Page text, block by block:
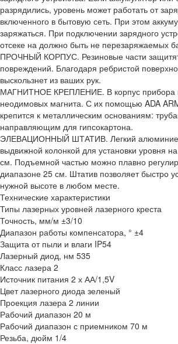
разрядились, уровень может работать от
включенного в бытовую сеть. При этом
заряжаться. При подключении зарядного
отсеке на должно быть не перезаряжаемых
ПРОЧНЫЙ КОРПУС. Резиновые части
повреждений. Благодаря ребристой
выскользнет из ваших рук.
МАГНИТНОЕ КРЕПЛЕНИЕ. В корпус прибора
неодимовых магнита. С их помощью ADA
крепится к металлическим основаниям:
направляющим для гипсокартона.
ЭЛЕВАЦИОННЫЙ ШТАТИВ. Легкий
выдвижной колонкой для установки уровня
см. Подъемной частью можно плавно
диапазоне 25 см. Штатив позволяет быстро
нужной высоте в любом месте.
Технические характеристики
Типы лазерных уровней лазерного креста
Точность, мм/м ±3/10
Диапазон работы компенсатора, ° ±4
Защита от пыли и влаги IP54
Лазерный диод, нм 535
Класс лазера 2
Источник питания 2 х АА/1,5V
Цвет лазерного диода зеленый
Проекция лазера 2 линии
Рабочий диапазон 20 м
Рабочий диапазон с приемником 70 м
Резьба, дюйм 1/4